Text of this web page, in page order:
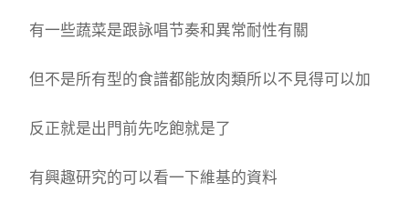
有一些蔬菜是跟詠唱节奏和異常耐性有關
但不是所有型的食譜都能放肉類所以不見得可以加
反正就是出門前先吃飽就是了
有興趣研究的可以看一下維基的資料